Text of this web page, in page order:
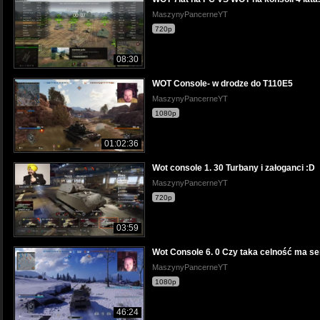
08:30
MaszynyPancerneYT
720p
01:02:36
WOT Console- w drodze do T110E5
MaszynyPancerneYT
1080p
03:59
Wot console 1. 30 Turbany i załoganci :D
MaszynyPancerneYT
720p
46:24
Wot Console 6. 0 Czy taka celność ma
MaszynyPancerneYT
1080p